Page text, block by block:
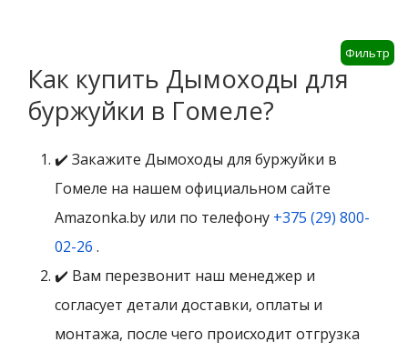
Фильтр
Как купить Дымоходы для
буржуйки в Гомеле?
✔️ Закажите Дымоходы для буржуйки в
Гомеле на нашем официальном сайте
Amazonka.by или по телефону +375 (29) 800-
02-26 .
✔️ Вам перезвонит наш менеджер и
согласует детали доставки, оплаты и
монтажа, после чего происходит отгрузка